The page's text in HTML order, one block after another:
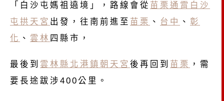
「白沙屯媽祖遶境」，路線會從 苗栗通霄白沙
屯拱天宮 出發，往南前進至 苗栗 、 台中 、 彰
化 、 雲林 四縣市，
最後到 雲林縣北港鎮朝天宮 後再回到 苗栗 ，需
要長途跋涉400公里。